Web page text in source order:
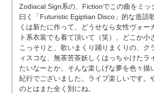
Zodiacal Sign系の、Fictionでこの曲をミッ
曰く「Futuristic Egiptian Disco」的な造語
くは新たに作って、どうせなら女性ヴォー
ト系衣装でも着て頂いて（笑）、どこか小
こっそりと、歌いまくり踊りまくりの、ク
ィスコな、無茶苦茶妖しくはっちゃけたラ
たいなーとか。そんな楽しげな夢を色々描
紀行でございました。ライブ楽しいです。
のとはまた全く別にね。